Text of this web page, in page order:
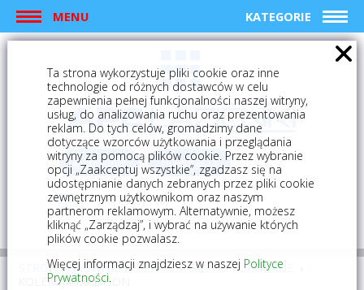
MENU KATEGORIE
logowanie rejestracja
Mój koszyk (0)
STRONA GŁÓWNA PŁYTKI
PŁYTKI KUCHENNE
KOLEKCJA MADISON
Ta strona wykorzystuje pliki cookie oraz inne
technologie od różnych dostawców w celu
zapewnienia pełnej funkcjonalności naszej witryny,
usług, do analizowania ruchu oraz prezentowania
reklam. Do tych celów, gromadzimy dane
dotyczące wzorców użytkowania i przeglądania
witryny za pomocą plików cookie. Przez wybranie
opcji „Zaakceptuj wszystkie”, zgadzasz się na
udostępnianie danych zebranych przez pliki cookie
zewnętrznym użytkownikom oraz naszym
partnerom reklamowym. Alternatywnie, możesz
kliknąć „Zarządzaj”, i wybrać na używanie których
plików cookie pozwalasz.
Więcej informacji znajdziesz w naszej Polityce
Prywatności.